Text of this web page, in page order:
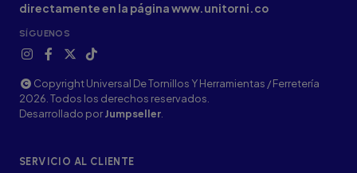
directamente en la página www.unitorni.co
SÍGUENOS
Copyright Universal De Tornillos Y Herramientas / Ferretería
2026. Todos los derechos reservados.
Desarrollado porJumpseller
SERVICIO AL CLIENTE